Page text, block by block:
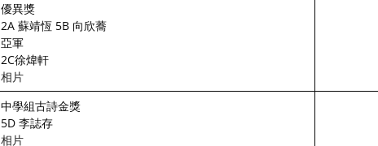
優異獎
2A 蘇靖恆 5B 向欣蕎
亞軍
2C徐煒軒
相片
中學組古詩金獎
5D 李誌存
相片